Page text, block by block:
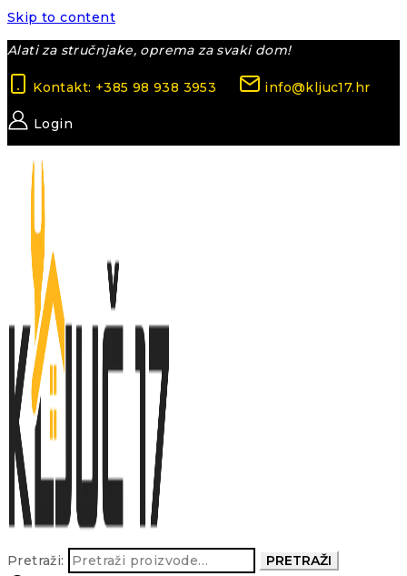
Skip to content
Alati za stručnjake, oprema za svaki dom!
Kontakt: +385 98 938 3953 info@kljuc17.hr
Login
Pretraži: PRETRAŽI